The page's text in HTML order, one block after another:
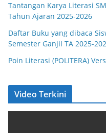
Tantangan Karya Literasi
Tahun Ajaran 2025-2026
Daftar Buku yang dibaca
Semester Ganjil TA 2025-
Poin Literasi (POLITERA)
Video Terkini